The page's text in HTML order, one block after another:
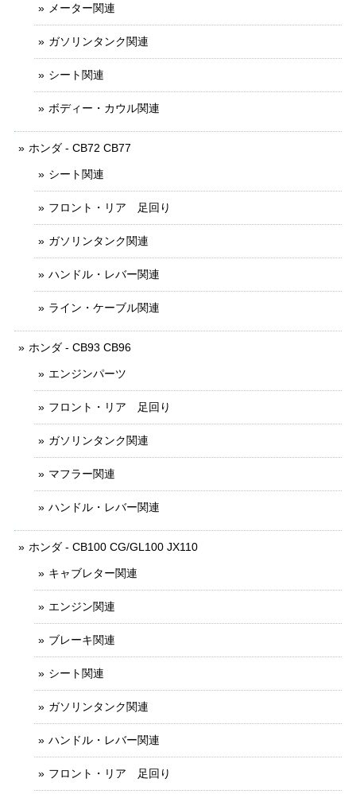
メーター関連
ガソリンタンク関連
シート関連
ボディー・カウル関連
ホンダ - CB72 CB77
シート関連
フロント・リア 足回り
ガソリンタンク関連
ハンドル・レバー関連
ライン・ケーブル関連
ホンダ - CB93 CB96
エンジンパーツ
フロント・リア 足回り
ガソリンタンク関連
マフラー関連
ハンドル・レバー関連
ホンダ - CB100 CG/GL100 JX110
キャブレター関連
エンジン関連
ブレーキ関連
シート関連
ガソリンタンク関連
ハンドル・レバー関連
フロント・リア 足回り